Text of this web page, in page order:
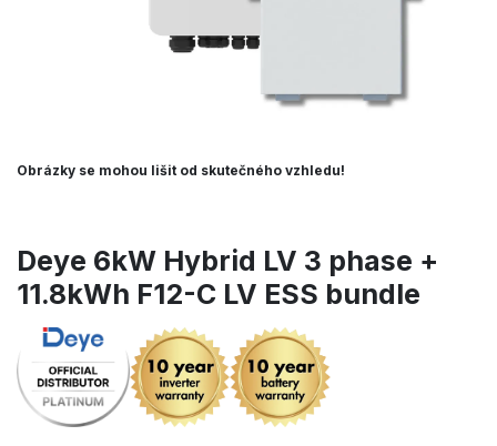
Obrázky se mohou lišit od skutečného vzhledu!
Deye 6kW Hybrid LV 3 phase +
11.8kWh F12-C LV ESS bundle